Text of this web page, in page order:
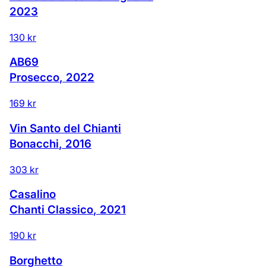
2023
130 kr
AB69
Prosecco, 2022
169 kr
Vin Santo del Chianti
Bonacchi, 2016
303 kr
Casalino
Chanti Classico, 2021
190 kr
Borghetto